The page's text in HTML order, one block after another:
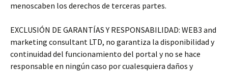
menoscaben los derechos de terceras partes.
EXCLUSIÓN DE GARANTÍAS Y RESPONSABILIDAD: WEB3 and
marketing consultant LTD, no garantiza la disponibilidad y
continuidad del funcionamiento del portal y no se hace
responsable en ningún caso por cualesquiera daños y